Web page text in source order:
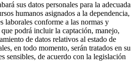
sus datos personales para la adecuada
humanos asignados a la dependencia,
laborales conforme a las normas y
podrá incluir la captación, manejo,
de datos relativos al estado de
en todo momento, serán tratados en su
sensibles, de acuerdo con la legislación